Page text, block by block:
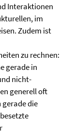
Interaktionen
im
Zudem ist
zu rechnen:
gerade in
nicht-
generell oft
die